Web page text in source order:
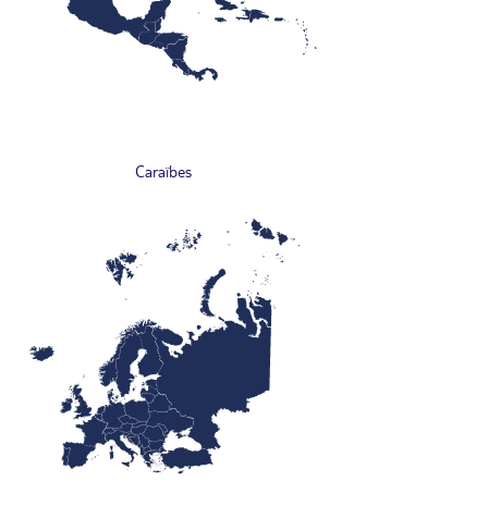
Caraïbes